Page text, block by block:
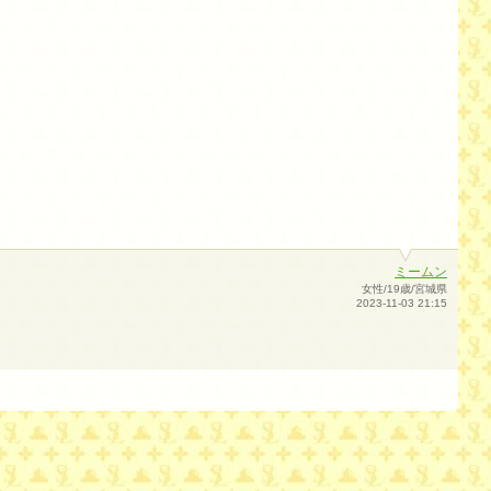
ミームン
女性/19歳/宮城県
2023-11-03 21:15